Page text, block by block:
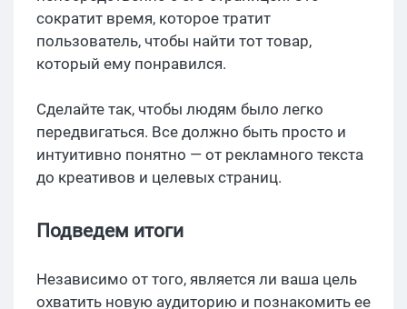
сократит время, которое тратит
пользователь, чтобы найти тот товар,
который ему понравился.
Сделайте так, чтобы людям было легко
передвигаться. Все должно быть просто и
интуитивно понятно — от рекламного текста
до креативов и целевых страниц.
Подведем итоги
Независимо от того, является ли ваша цель
охватить новую аудиторию и познакомить ее